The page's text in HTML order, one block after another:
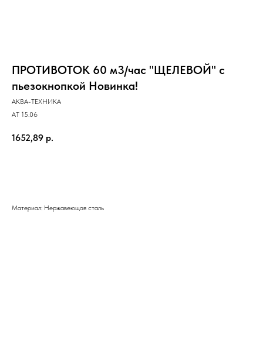
ПРОТИВОТОК 60 м3/час "ЩЕЛЕВОЙ" с
пьезокнопкой Новинка!
АКВА-ТЕХНИКА
АТ 15.06
1652,89 р.
Материал: Нержавеющая сталь